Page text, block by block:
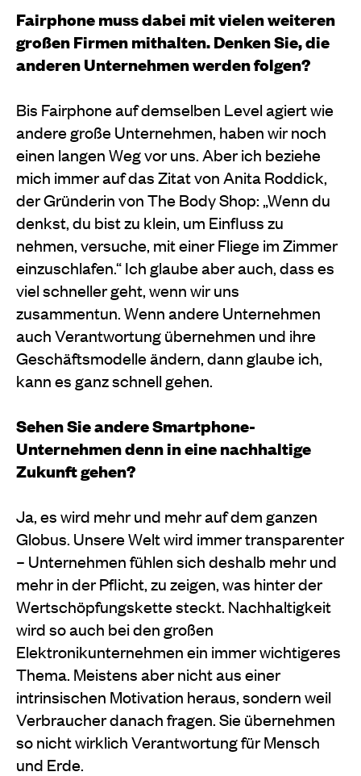
Fairphone muss dabei mit vielen weiteren
großen Firmen mithalten. Denken Sie, die
anderen Unternehmen werden folgen?
Bis Fairphone auf demselben Level agiert wie
andere große Unternehmen, haben wir noch
einen langen Weg vor uns. Aber ich beziehe
mich immer auf das Zitat von Anita Roddick,
der Gründerin von The Body Shop: „Wenn du
denkst, du bist zu klein, um Einfluss zu
nehmen, versuche, mit einer Fliege im Zimmer
einzuschlafen.“ Ich glaube aber auch, dass es
viel schneller geht, wenn wir uns
zusammentun. Wenn andere Unternehmen
auch Verantwortung übernehmen und ihre
Geschäftsmodelle ändern, dann glaube ich,
kann es ganz schnell gehen.
Sehen Sie andere Smartphone-
Unternehmen denn in eine nachhaltige
Zukunft gehen?
Ja, es wird mehr und mehr auf dem ganzen
Globus. Unsere Welt wird immer transparenter
– Unternehmen fühlen sich deshalb mehr und
mehr in der Pflicht, zu zeigen, was hinter der
Wertschöpfungskette steckt. Nachhaltigkeit
wird so auch bei den großen
Elektronikunternehmen ein immer wichtigeres
Thema. Meistens aber nicht aus einer
intrinsischen Motivation heraus, sondern weil
Verbraucher danach fragen. Sie übernehmen
so nicht wirklich Verantwortung für Mensch
und Erde.